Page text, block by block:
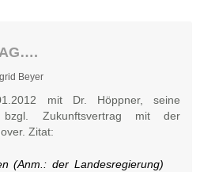
Beyer
mit Dr. Höppner, seine
bzgl. Zukunftsvertrag mit der
Zitat:
(Anm.: der Landesregierung)